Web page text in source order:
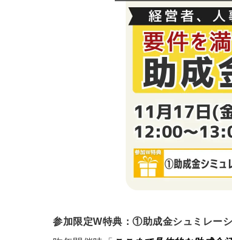
参加限定W特典：①助成金シュミレー